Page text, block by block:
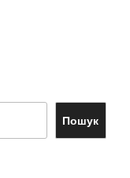
Пошук